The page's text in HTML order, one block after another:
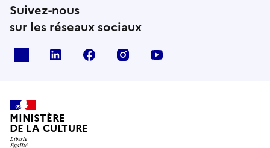
Suivez-nous
sur les réseaux sociaux
linkedin facebook instagram
MINISTÈRE
DE LA CULTURE